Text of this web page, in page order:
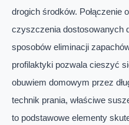
drogich środków. Połączenie
czyszczenia dostosowanych
sposobów eliminacji
profilaktyki pozwala cieszyć
obuwiem domowym przez
technik prania, właściwe
to podstawowe elementy